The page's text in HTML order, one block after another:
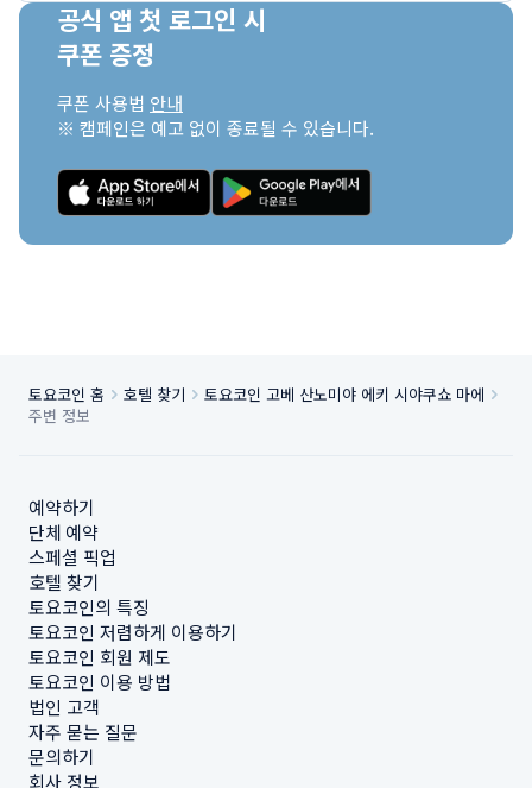
공식 앱 첫 로그인 시
쿠폰 증정
쿠폰 사용법 안내
※ 캠페인은 예고 없이 종료될 수 있습니다.
토요코인 홈 호텔 찾기
토요코인 고베 산노미야 에키 시야쿠쇼 마에
주변 정보
예약하기
단체 예약
스페셜 픽업
호텔 찾기
토요코인의 특징
토요코인 저렴하게 이용하기
토요코인 회원 제도
토요코인 이용 방법
법인 고객
자주 묻는 질문
문의하기
회사 정보